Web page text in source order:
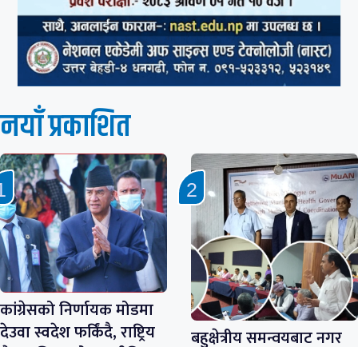
नयाँ प्रकाशित
कांग्रेसको निर्णायक मोडमा
देउवा स्वदेश फर्किंदै, राष्ट्रिय
बहुक्षेत्रीय समन्वयबाट नगर